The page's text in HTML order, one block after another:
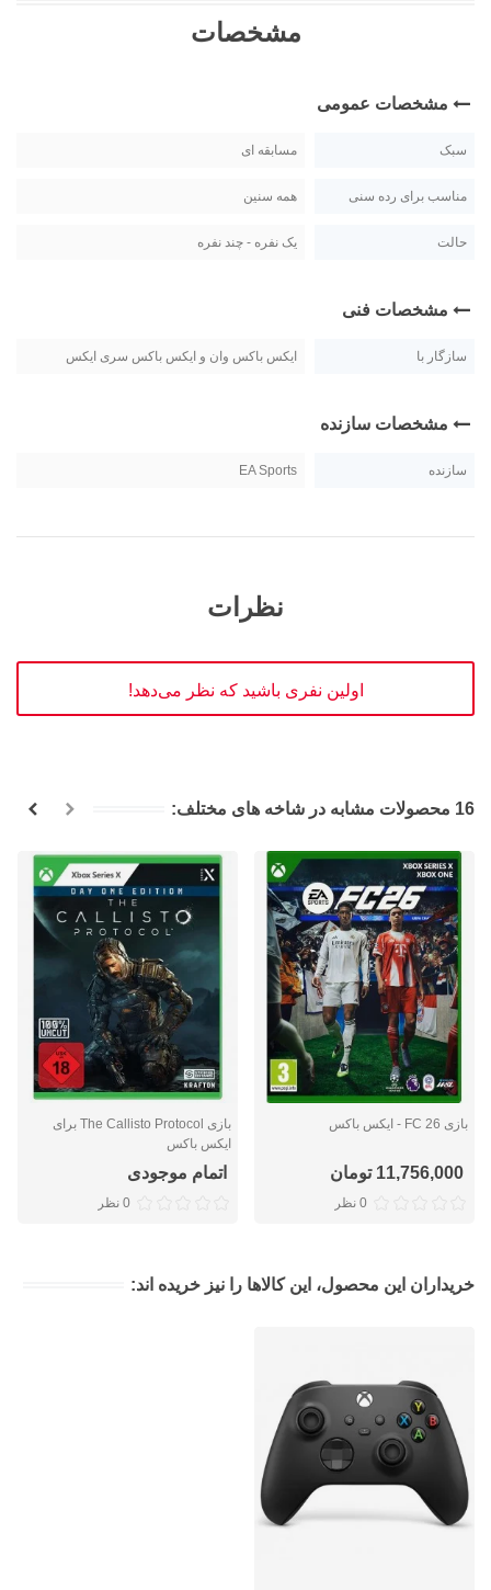
مشخصات
مشخصات عمومی
سبک مسابقه ای
مناسب برای رده سنی همه سنین
حالت یک نفره - چند نفره
مشخصات فنی
سازگار با ایکس باکس وان و ایکس باکس سری ایکس
مشخصات سازنده
سازنده EA Sports
نظرات
اولین نفری باشید که نظر می‌دهد!
16 محصولات مشابه در شاخه های مختلف:
بازی FC 26 - ایکس باکس
11,756,000 تومان
0 نظر
بازی The Callisto Protocol برای
ایکس باکس
اتمام موجودی
0 نظر
خریداران این محصول، این کالاها را نیز خریده اند: